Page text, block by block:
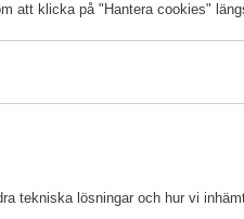
att klicka på "Hantera cookies"
tekniska lösningar och hur vi